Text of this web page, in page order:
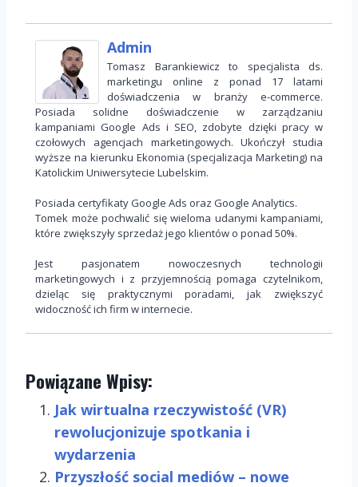
Admin
Tomasz Barankiewicz to specjalista ds.
marketingu online z ponad 17 latami
doświadczenia w branży e-commerce.
Posiada solidne doświadczenie w zarządzaniu
kampaniami Google Ads i SEO, zdobyte dzięki pracy w
czołowych agencjach marketingowych. Ukończył studia
wyższe na kierunku Ekonomia (specjalizacja Marketing) na
Katolickim Uniwersytecie Lubelskim.
Posiada certyfikaty Google Ads oraz Google Analytics.
Tomek może pochwalić się wieloma udanymi kampaniami,
które zwiększyły sprzedaż jego klientów o ponad 50%.
Jest pasjonatem nowoczesnych technologii
marketingowych i z przyjemnością pomaga czytelnikom,
dzieląc się praktycznymi poradami, jak zwiększyć
widoczność ich firm w internecie.
Powiązane Wpisy:
Jak wirtualna rzeczywistość (VR)
rewolucjonizuje spotkania i
wydarzenia
Przyszłość social mediów – nowe